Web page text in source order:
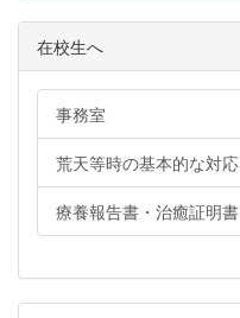
在校生へ
事務室
荒天等時の基本的な対応
療養報告書・治癒証明書